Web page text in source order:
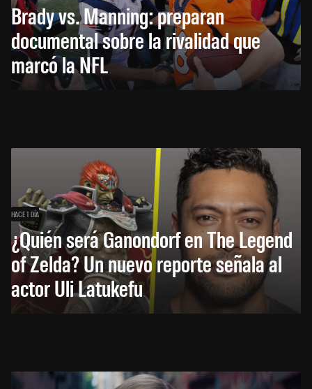
Brady vs. Manning: preparan
documental sobre la rivalidad que
marcó la NFL
HACE 1 DÍA
¿Quién será Ganondorf en The Legend
of Zelda? Un nuevo reporte señala al
actor Uli Latukefu